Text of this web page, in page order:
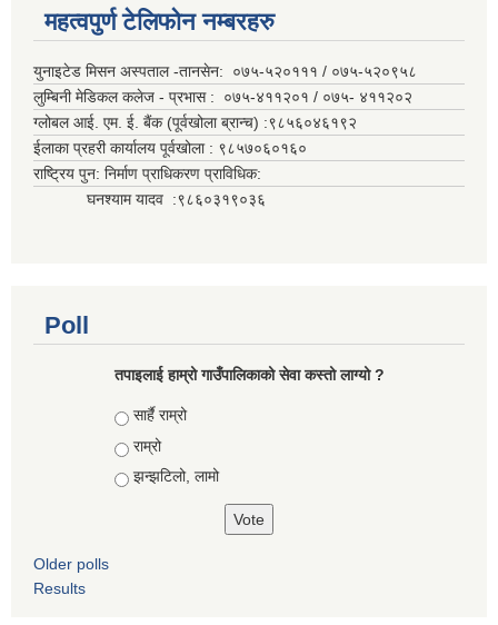
महत्वपुर्ण टेलिफोन नम्बरहरु
युनाइटेड मिसन अस्पताल -तानसेन: ०७५-५२०१११ / ०७५-५२०९५८
लुम्बिनी मेडिकल कलेज - प्रभास : ०७५-४११२०१ / ०७५- ४११२०२
ग्लोबल आई. एम. ई. बैंक (पूर्वखोला ब्रान्च) :९८५६०४६१९२
ईलाका प्रहरी कार्यालय पूर्वखोला : ९८५७०६०१६०
राष्ट्रिय पुन: निर्माण प्राधिकरण प्राविधिक:
घनश्याम यादव :९८६०३१९०३६
Poll
तपाइलाई हाम्रो गाउँपालिकाको सेवा कस्तो लाग्यो ?
Choices
सार्है राम्रो
राम्रो
झन्झटिलो, लामो
Older polls
Results